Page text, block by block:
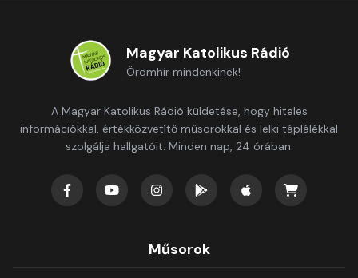
Magyar Katolikus Rádió
Örömhír mindenkinek!
A Magyar Katolikus Rádió küldetése, hogy hiteles
információkkal, értékközvetítő műsorokkal és lelki táplálékkal
szolgálja hallgatóit. Minden nap, 24 órában.
Műsorok